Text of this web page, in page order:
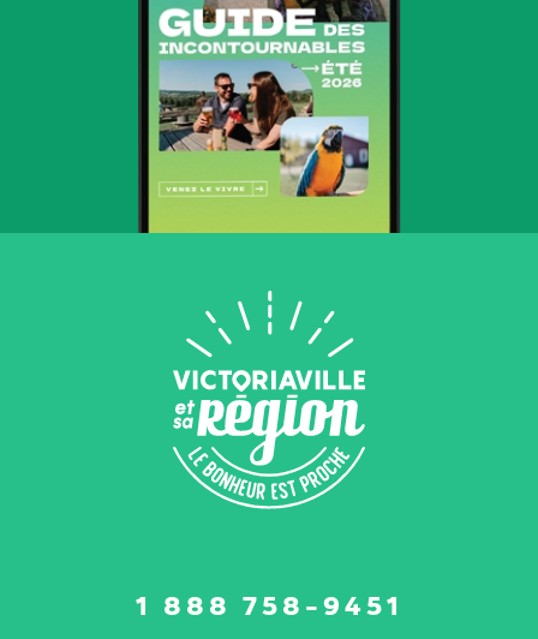
1 888 758-9451